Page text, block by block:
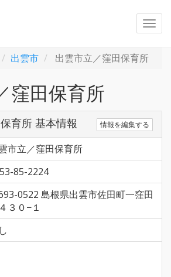
出雲市 出雲市立／窪田保育所
窪田保育所
育所 基本情報 情報を編集する
市立／窪田保育所
85-2224
0522 島根県出雲市佐田町一窪田
３０−１